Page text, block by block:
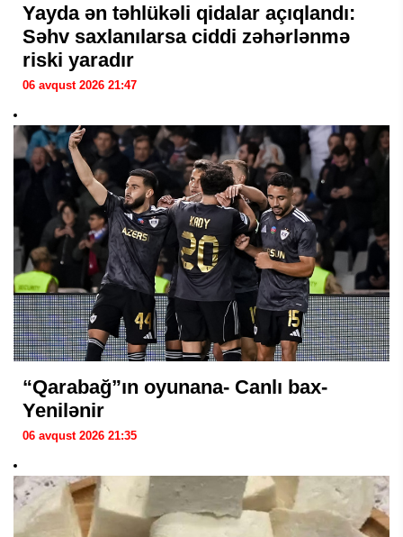
Yayda ən təhlükəli qidalar açıqlandı:
Səhv saxlanılarsa ciddi zəhərlənmə
riski yaradır
06 avqust 2026 21:47
“Qarabağ”ın oyunana- Canlı bax-
Yenilənir
06 avqust 2026 21:35